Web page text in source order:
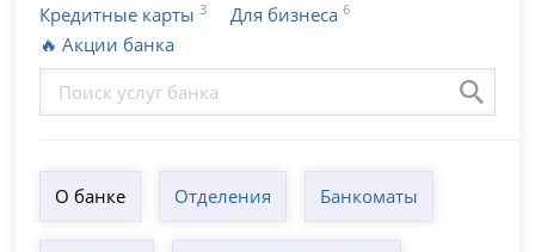
Кредитные карты 3 Для бизнеса 6
🔥 Акции банка
О банке Отделения Банкоматы